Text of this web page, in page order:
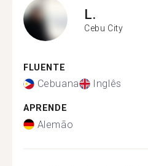
L.
Cebu City
FLUENTE
Cebuana Inglês
APRENDE
Alemão